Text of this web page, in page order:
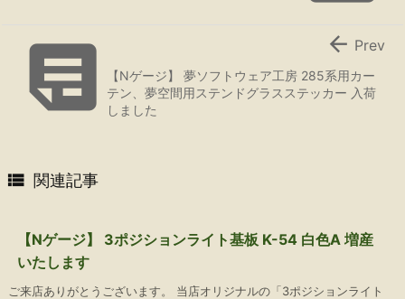
 【Nゲージ】 夢ソフトウェア工房 285系用カー
テン、夢空間用ステンドグラスステッカー 入荷
しました
 Prev
 関連記事
【Nゲージ】 3ポジションライト基板 K-54 白色A 増産
いたします
ご来店ありがとうございます。 当店オリジナルの「3ポジションライト